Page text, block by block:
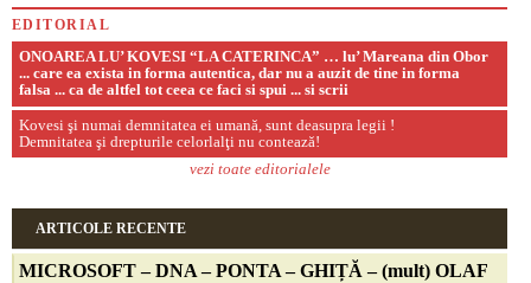
EDITORIAL
ONOAREA LU’ KOVESI “LA CATERINCA” … lu’ Mareana din Obor
... care ea exista in forma autentica, dar nu a auzit de tine in forma
falsa ... ca de altfel tot ceea ce faci si spui ... si scrii
Kovesi şi numai demnitatea ei umană, sunt deasupra legii !
Demnitatea şi drepturile celorlalţi nu contează!
vezi toate editorialele
ARTICOLE RECENTE
MICROSOFT – DNA – PONTA – GHIȚĂ – (mult) OLAF